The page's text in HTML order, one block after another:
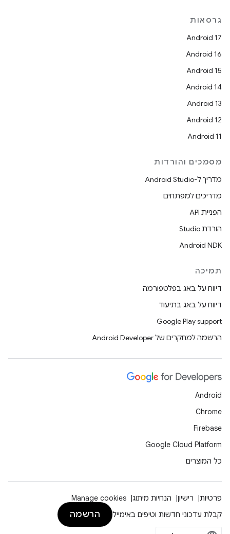
גרסאות
Android 17
Android 16
Android 15
Android 14
Android 13
Android 12
Android 11
מסמכים והורדות
מדריך ל-Android Studio
מדריכים למפתחים
הפניית API
הורדת Studio
Android NDK
תמיכה
דיווח על באג בפלטפורמה
דיווח על באג בתיעוד
Google Play support
הרשמה למחקרים של Android Developer
Android
Chrome
Firebase
Google Cloud Platform
כל המוצרים
פרטיות רישיון הנחיות מיתוג
Manage cookies
קבלת עדכוני חדשות וטיפים באימייל
הרשמה